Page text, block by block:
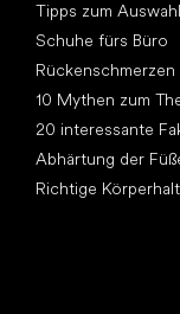
Tipps zum
Schuhe fürs Büro
10 Mythen zum
20 interessante
Abhärtung der
Richtige